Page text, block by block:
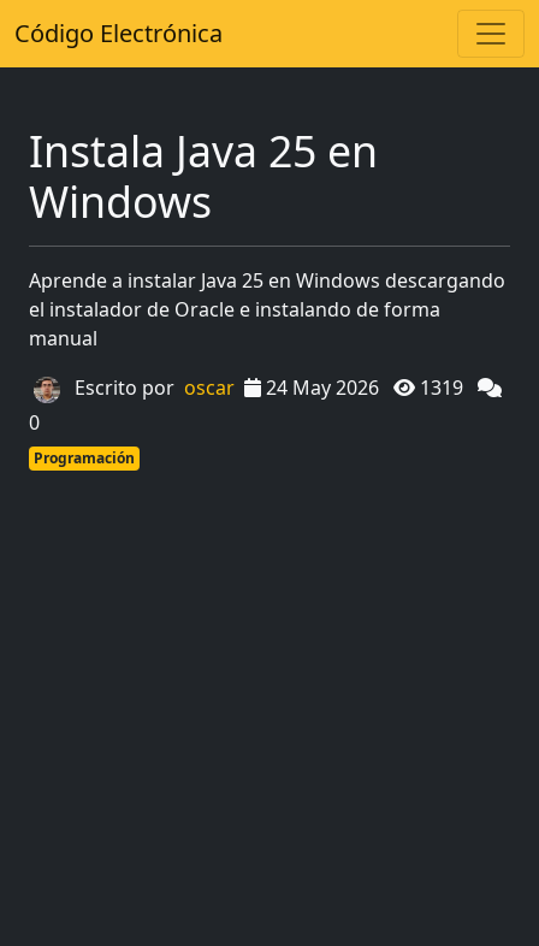
Código Electrónica
Instala Java 25 en
Windows
Aprende a instalar Java 25 en Windows descargando
el instalador de Oracle e instalando de forma
manual
Escrito por oscar 24 May 2026
1319
0
Programación